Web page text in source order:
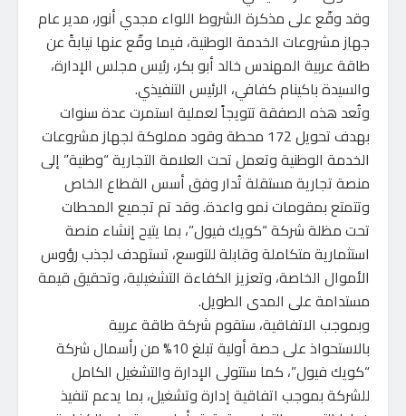
‏وقد وقّع على مذكرة الشروط اللواء مجدي أنور، مدير عام
جهاز مشروعات الخدمة الوطنية، فيما وقّع عنها نيابةً عن
طاقة عربية المهندس خالد أبو بكر، رئيس مجلس الإدارة،
والسيدة باكينام كفافي، الرئيس التنفيذي.
‏وتُعد هذه الصفقة تتويجاً لعملية استمرت عدة سنوات
بهدف تحويل 172 محطة وقود مملوكة لجهاز مشروعات
الخدمة الوطنية وتعمل تحت العلامة التجارية “وطنية” إلى
منصة تجارية مستقلة تُدار وفق أسس القطاع الخاص
وتتمتع بمقومات نمو واعدة. وقد تم تجميع المحطات
تحت مظلة شركة “كويك فيول”، بما يتيح إنشاء منصة
استثمارية متكاملة وقابلة للتوسع، تستهدف لجذب رؤوس
الأموال الخاصة، وتعزيز الكفاءة التشغيلية، وتحقيق قيمة
مستدامة على المدى الطويل.
‏وبموجب الاتفاقية، ستقوم شركة طاقة عربية
‏بالاستحواذ على حصة أولية تبلغ 10% من رأسمال شركة
“كويك فيول”، كما ستتولى الإدارة والتشغيل الكامل
للشركة بموجب اتفاقية إدارة وتشغيل، بما يدعم تنفيذ